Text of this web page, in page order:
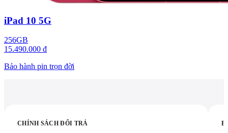
iPad 10 5G
256GB
15.490.000 đ
Bảo hành pin trọn đời
CHÍNH SÁCH ĐỔI TRẢ